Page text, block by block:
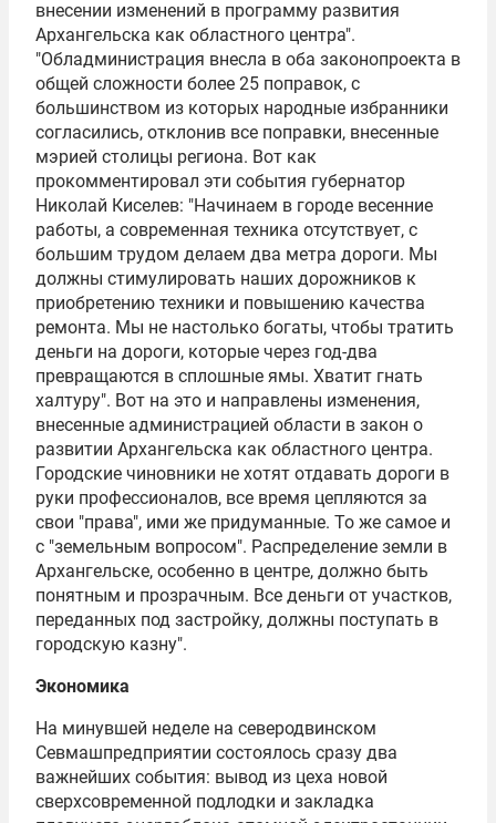
внесении изменений в программу развития
Архангельска как областного центра".
"Обладминистрация внесла в оба законопроекта в
общей сложности более 25 поправок, с
большинством из которых народные избранники
согласились, отклонив все поправки, внесенные
мэрией столицы региона. Вот как
прокомментировал эти события губернатор
Николай Киселев: "Начинаем в городе весенние
работы, а современная техника отсутствует, с
большим трудом делаем два метра дороги. Мы
должны стимулировать наших дорожников к
приобретению техники и повышению качества
ремонта. Мы не настолько богаты, чтобы тратить
деньги на дороги, которые через год-два
превращаются в сплошные ямы. Хватит гнать
халтуру". Вот на это и направлены изменения,
внесенные администрацией области в закон о
развитии Архангельска как областного центра.
Городские чиновники не хотят отдавать дороги в
руки профессионалов, все время цепляются за
свои "права", ими же придуманные. То же самое и
с "земельным вопросом". Распределение земли в
Архангельске, особенно в центре, должно быть
понятным и прозрачным. Все деньги от участков,
переданных под застройку, должны поступать в
городскую казну".
Экономика
На минувшей неделе на северодвинском
Севмашпредприятии состоялось сразу два
важнейших события: вывод из цеха новой
сверхсовременной подлодки и закладка